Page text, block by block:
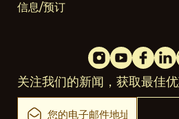
信息/预订
关注我们的新闻，获取最佳